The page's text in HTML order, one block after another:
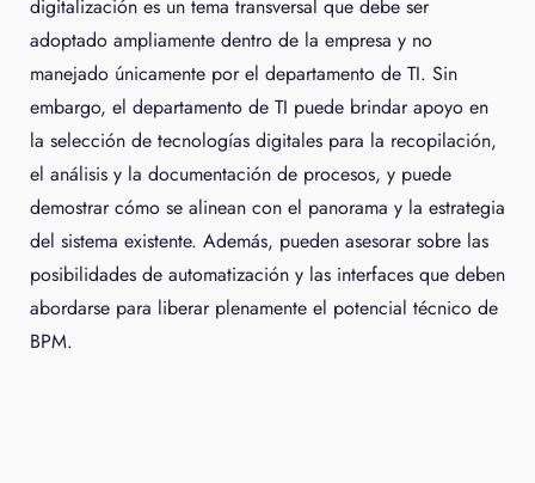
digitalización es un tema transversal que debe ser
adoptado ampliamente dentro de la empresa y no
manejado únicamente por el departamento de TI. Sin
embargo, el departamento de TI puede brindar apoyo en
la selección de tecnologías digitales para la recopilación,
el análisis y la documentación de procesos, y puede
demostrar cómo se alinean con el panorama y la estrategia
del sistema existente. Además, pueden asesorar sobre las
posibilidades de automatización y las interfaces que deben
abordarse para liberar plenamente el potencial técnico de
BPM.